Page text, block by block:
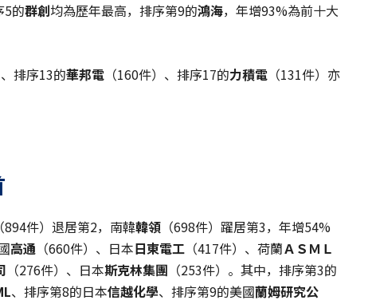
5的群創均為歷年最高，排序第9的鴻海，年增93%為前十大
、排序13的華邦電 （160件）、排序17的力積電 （131件）亦
（894件）退居第2，南韓韓領 （698件）躍居第3，年增54%
高通 （660件）、日本日東電工 （417件）、荷蘭ＡＳＭＬ
（276件）、日本斯克林集團 （253件）。其中，排序第3的
、排序第8的日本信越化學、排序第9的美國蘭姆研究公